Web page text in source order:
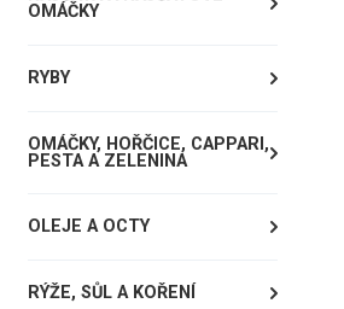
OMÁČKY
RYBY
OMÁČKY, HOŘČICE, CAPPARI,
PESTA A ZELENINA
OLEJE A OCTY
RÝŽE, SŮL A KOŘENÍ